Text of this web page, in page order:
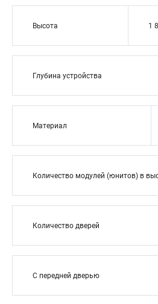
Высота 1
Глубина устройства
Материал
Количество модулей (юнитов) в
Количество дверей
С передней дверью